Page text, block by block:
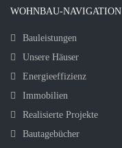
WOHNBAU-NAVIGATION
Bauleistungen
Unsere Häuser
Energieeffizienz
Immobilien
Realisierte Projekte
Bautagebücher